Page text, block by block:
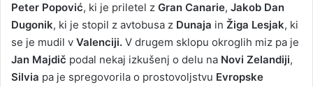
Peter Popović, ki je priletel z Gran Canarie, Jakob Dan
Dugonik, ki je stopil z avtobusa z Dunaja in Žiga Lesjak, ki
se je mudil v Valenciji. V drugem sklopu okroglih miz pa je
Jan Majdič podal nekaj izkušenj o delu na Novi Zelandiji,
Silvia pa je spregovorila o prostovoljstvu Evropske